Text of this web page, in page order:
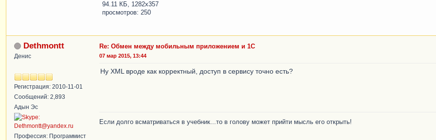
94.11 КБ, 1282x357
просмотров: 250
Dethmontt
Денис
Регистрация: 2010-11-01
Сообщений: 2,893
Адын Эс
Профессия: Программист
Re: Обмен между мобильным приложением и 1С
07 мар 2015, 13:44
Ну XML вроде как корректный, доступ в сервису точно есть?
Если долго всматриваться в учебник...то в голову может прийти мысль его открыть!